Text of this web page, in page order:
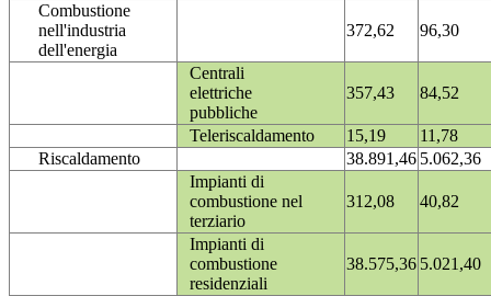
Combustione
nell'industria
dell'energia
372,62 96,30
Centrali
elettriche
pubbliche
357,43 84,52
Teleriscaldamento 15,19
11,78
Riscaldamento
38.891,46 5.062,36
Impianti di
combustione nel
terziario
312,08 40,82
Impianti di
combustione
residenziali
38.575,36 5.021,40